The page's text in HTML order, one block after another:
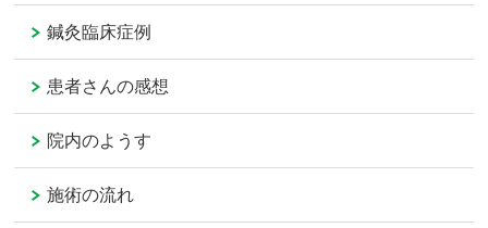
鍼灸臨床症例
患者さんの感想
院内のようす
施術の流れ